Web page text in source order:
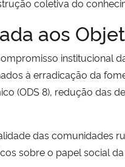
coletiva do
aos
institucional
à erradicação da
(ODS 8), redução das
das comunidades
sobre o papel social